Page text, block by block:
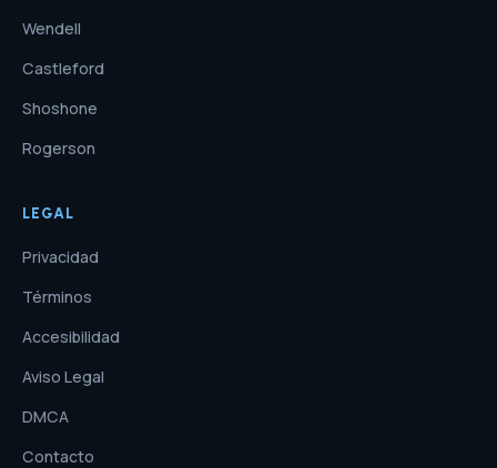
Wendell
Castleford
Shoshone
Rogerson
LEGAL
Privacidad
Términos
Accesibilidad
Aviso Legal
DMCA
Contacto